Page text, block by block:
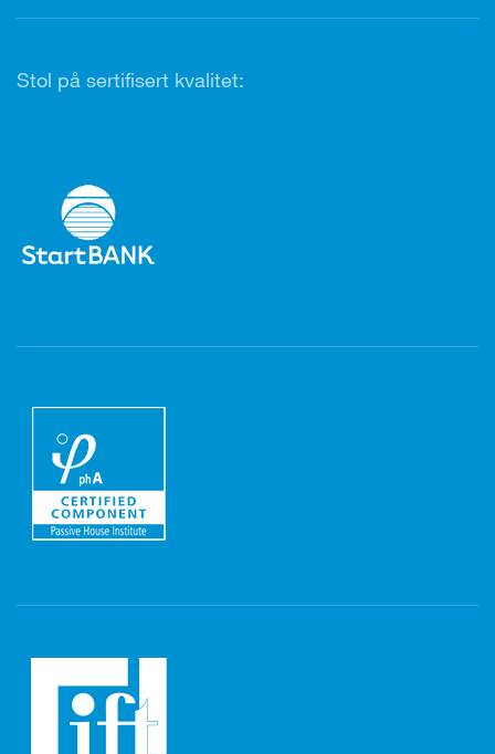
Stol på sertifisert kvalitet: